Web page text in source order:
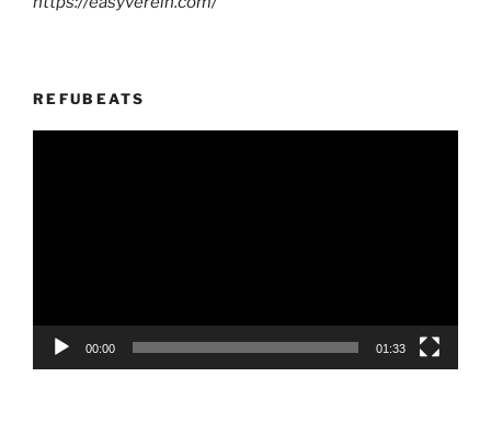
REFUBEATS
00:00 01:33